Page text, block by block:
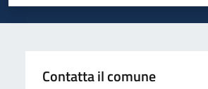
Contatta il comune